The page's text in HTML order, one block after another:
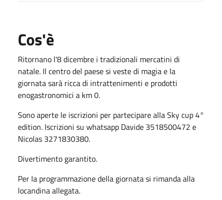
Cos'è
Ritornano l'8 dicembre i tradizionali mercatini di
natale. Il centro del paese si veste di magia e la
giornata sarà ricca di intrattenimenti e prodotti
enogastronomici a km 0.
Sono aperte le iscrizioni per partecipare alla Sky cup 4°
edition. Iscrizioni su whatsapp Davide 3518500472 e
Nicolas 3271830380.
Divertimento garantito.
Per la programmazione della giornata si rimanda alla
locandina allegata.